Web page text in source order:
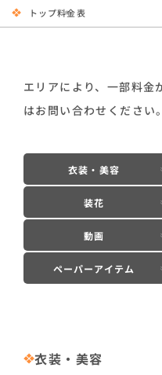
トップ料金表
エリアにより、一部料金
はお問い合わせください。
衣装・美容
装花
動画
ペーパーアイテム
衣装・美容